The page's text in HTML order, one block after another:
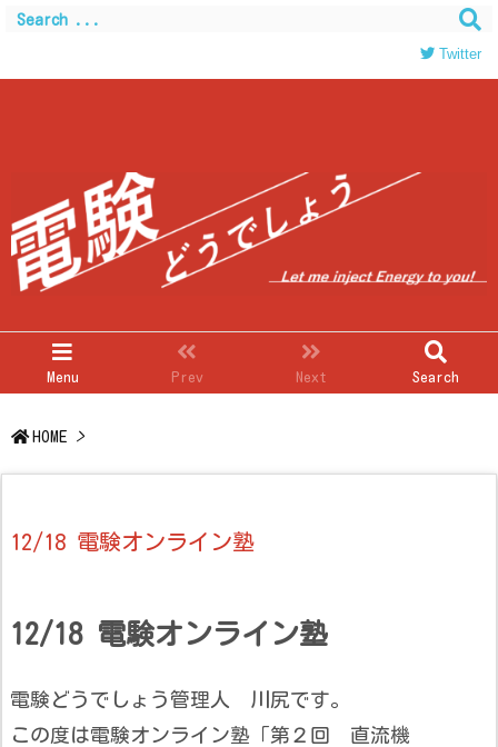
Warning: Trying to access array offset on value of type
/home/c0403866/public_html/kwglab.com/wp-
on line120
Menu Prev Next Search
Twitter
HOME >
12/18 電験オンライン塾
12/18 電験オンライン塾
電験どうでしょう管理人 川尻です。
この度は電験オンライン塾「第２回 直流機